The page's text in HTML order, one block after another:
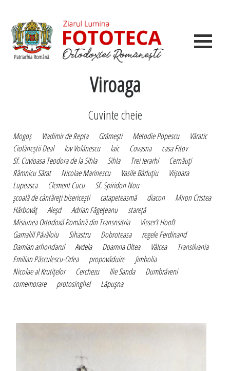
Viroaga
Cuvinte cheie
Mogoş Vladimir de Repta Grămeşti Metodie Popescu
Văratic
Ciolăneştii Deal
Iov Volănescu laic Covasna
casa Fitov
Sf. Cuvioasa Teodora de la Sihla
Sihla Trei Ierarhi
Cernăuţi
Râmnicu Sărat
Nicolae Marinescu Vasile Bârluţiu
Viişoara
Lupeasca
Clement Cucu
Sf. Spiridon Nou
şcoală de cântăreţi bisericeşti
catapeteasmă diacon
Miron Cristea
Hârbovâţ
Aleşd Adrian Făgeţeanu
stareţă
Misiunea Ortodoxă Română din Transnsitria
Visser’t Hooft
Gamaliil Păvăloiu
Sihastru Dobroteasa
regele Ferdinand
Damian arhondarul
Avdela Doamna Oltea Vâlcea
Transilvania
Emilian Păsculescu-Orlea
propovăduire
Jimbolia
Nicolae al Krutiţelor
Cerchezu Ilie Sanda
Dumbrăveni
comemorare
protosinghel Lăpuşna